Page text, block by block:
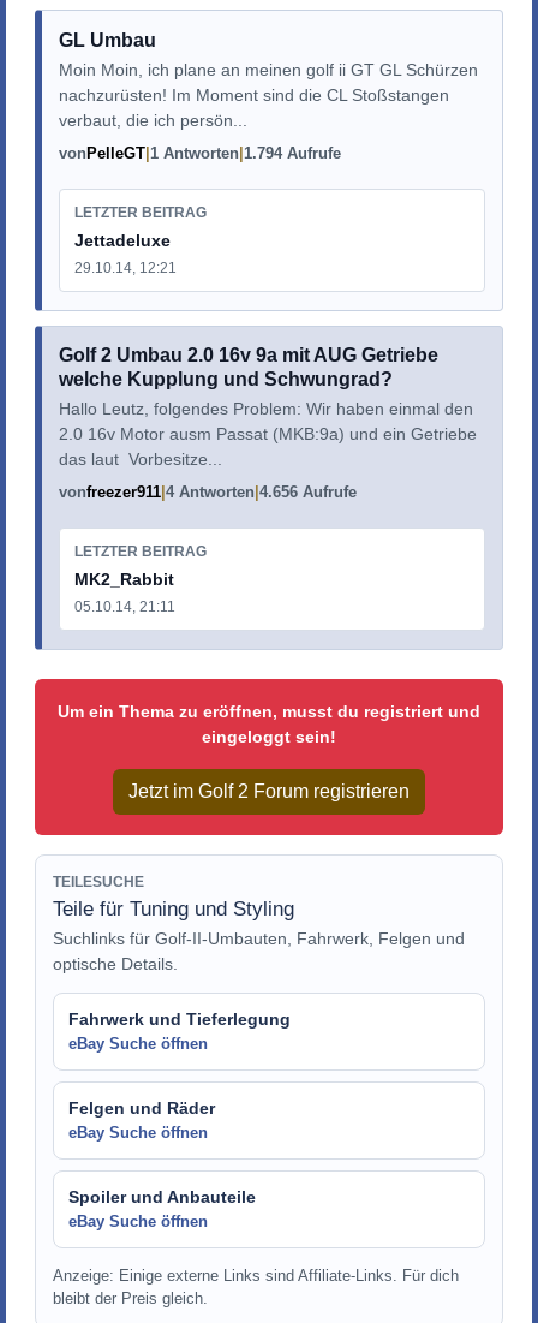
GL Umbau
Moin Moin, ich plane an meinen golf ii GT GL Schürzen
nachzurüsten! Im Moment sind die CL Stoßstangen
verbaut, die ich persön...
vonPelleGT 1 Antworten 1.794 Aufrufe
LETZTER BEITRAG
Jettadeluxe
29.10.14, 12:21
Golf 2 Umbau 2.0 16v 9a mit AUG Getriebe
welche Kupplung und Schwungrad?
Hallo Leutz, folgendes Problem: Wir haben einmal den
2.0 16v Motor ausm Passat (MKB:9a) und ein Getriebe
das laut Vorbesitze...
vonfreezer911 4 Antworten 4.656 Aufrufe
LETZTER BEITRAG
MK2_Rabbit
05.10.14, 21:11
Um ein Thema zu eröffnen, musst du registriert und
eingeloggt sein!
Jetzt im Golf 2 Forum registrieren
TEILESUCHE
Teile für Tuning und Styling
Suchlinks für Golf-II-Umbauten, Fahrwerk, Felgen und
optische Details.
Fahrwerk und Tieferlegung
eBay Suche öffnen
Felgen und Räder
eBay Suche öffnen
Spoiler und Anbauteile
eBay Suche öffnen
Anzeige: Einige externe Links sind Affiliate-Links. Für dich
bleibt der Preis gleich.